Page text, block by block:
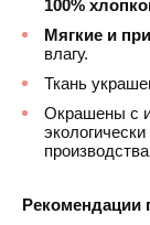
100%
Мягкие и
влагу.
Ткань
Окрашены с
Рекомендации